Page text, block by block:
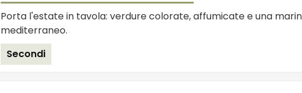
Porta l'estate in tavola: verdure colorate, affumicate e una
mediterraneo.
Secondi